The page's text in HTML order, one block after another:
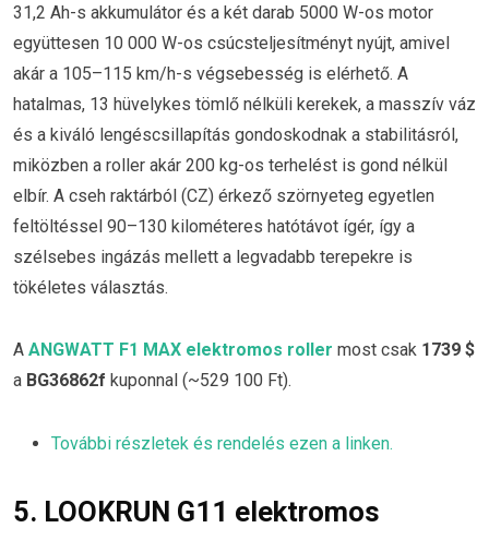
31,2 Ah-s akkumulátor és a két darab 5000 W-os motor
együttesen 10 000 W-os csúcsteljesítményt nyújt, amivel
akár a 105–115 km/h-s végsebesség is elérhető. A
hatalmas, 13 hüvelykes tömlő nélküli kerekek, a masszív váz
és a kiváló lengéscsillapítás gondoskodnak a stabilitásról,
miközben a roller akár 200 kg-os terhelést is gond nélkül
elbír. A cseh raktárból (CZ) érkező szörnyeteg egyetlen
feltöltéssel 90–130 kilométeres hatótávot ígér, így a
szélsebes ingázás mellett a legvadabb terepekre is
tökéletes választás.
A ANGWATT F1 MAX elektromos roller most csak 1739 $
a BG36862f kuponnal (~529 100 Ft).
További részletek és rendelés ezen a linken.
5. LOOKRUN G11 elektromos